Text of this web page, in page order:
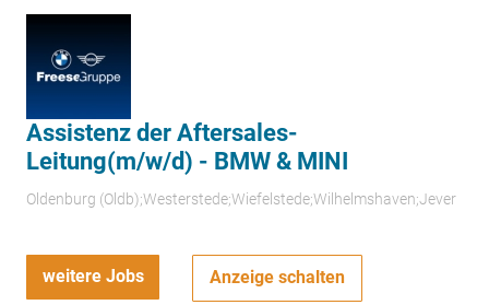
Assistenz der Aftersales-
Leitung(m/w/d) - BMW & MINI
Oldenburg (Oldb);Westerstede;Wiefelstede;Wilhelmshaven;Jever
weitere Jobs Anzeige schalten